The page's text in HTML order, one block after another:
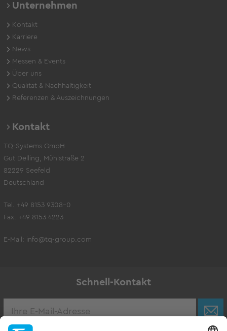
Unternehmen
Kontakt
Karriere
News
Messen & Events
Über uns
Qualität & Nachhaltigkeit
Referenzen & Auszeichnungen
Kontakt
TQ-Systems GmbH
Gut Delling, Mühlstraße 2
82229 Seefeld
Deutschland
Tel. +49 8153 9308-0
Fax. +49 8153 4223
E-Mail: info@tq-group.com
Schnell-Kontakt